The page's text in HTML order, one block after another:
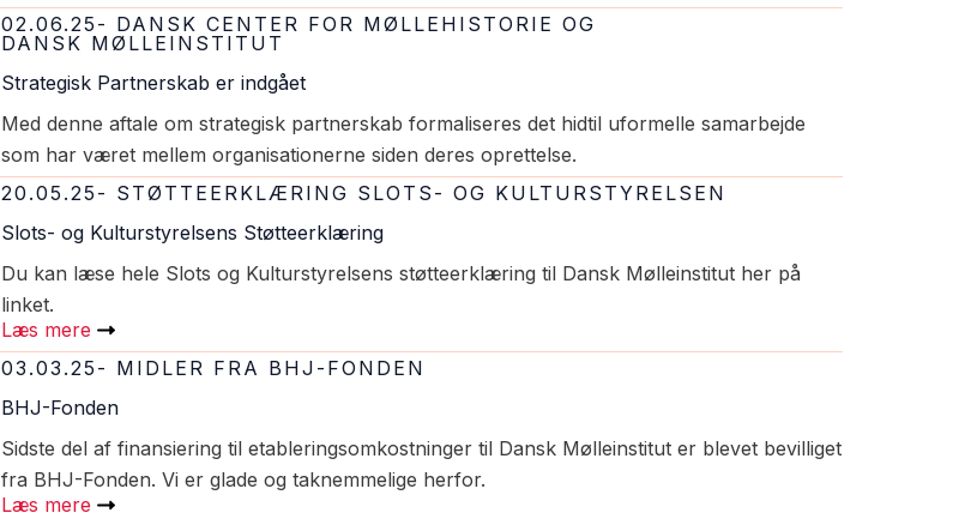
02.06.25- DANSK CENTER FOR MØLLEHISTORIE OG
DANSK MØLLEINSTITUT
Strategisk Partnerskab er indgået
Med denne aftale om strategisk partnerskab formaliseres det hidtil uformelle samarbejde
som har været mellem organisationerne siden deres oprettelse.
20.05.25- STØTTEERKLÆRING SLOTS- OG KULTURSTYRELSEN
Slots- og Kulturstyrelsens Støtteerklæring
Du kan læse hele Slots og Kulturstyrelsens støtteerklæring til Dansk Mølleinstitut her på
linket.
Læs mere
03.03.25- MIDLER FRA BHJ-FONDEN
BHJ-Fonden
Sidste del af finansiering til etableringsomkostninger til Dansk Mølleinstitut er blevet bevilliget
fra BHJ-Fonden. Vi er glade og taknemmelige herfor.
Læs mere